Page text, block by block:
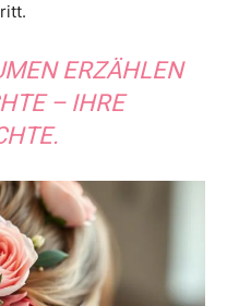
ERZÄHLEN
– IHRE